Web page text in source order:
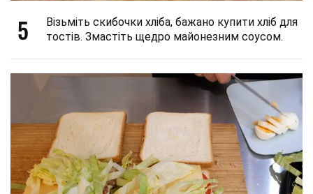
5
Візьміть скибочки хліба, бажано купити хліб для
тостів. Змастіть щедро майонезним соусом.